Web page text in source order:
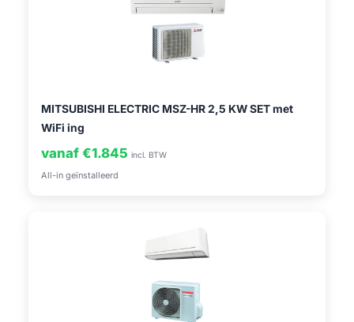
MITSUBISHI ELECTRIC MSZ-HR 2,5 KW SET met
WiFi ing
vanaf €1.845 incl. BTW
All-in geïnstalleerd